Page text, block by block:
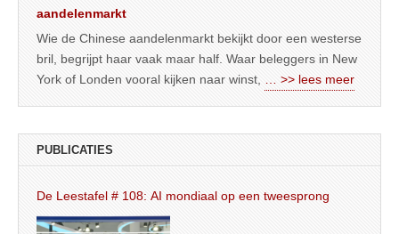
aandelenmarkt
Wie de Chinese aandelenmarkt bekijkt door een westerse
bril, begrijpt haar vaak maar half. Waar beleggers in New
York of Londen vooral kijken naar winst,
… >> lees meer
PUBLICATIES
De Leestafel # 108: AI mondiaal op een tweesprong